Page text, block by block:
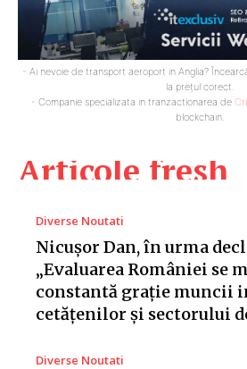
Articole fresh
Diverse Noutati
Nicușor Dan, în urma
„Evaluarea României se
constantă grație muncii
cetățenilor și sectorului
Diverse Noutati
- Ai nevoie de transport aeroport in Anglia?
la prețul corect.
- Companie specializata in tranzactionarea de
blockchain.